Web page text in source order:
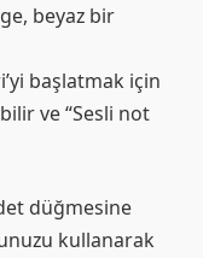
beyaz bir
başlatmak için
ve “Sesli not
düğmesine
kullanarak